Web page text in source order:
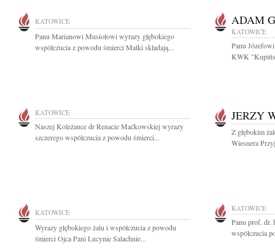
KATOWICE
Panu Marianowi Musiołowi wyrazy głębokiego
współczucia z powodu śmierci Matki składają...
ADAM
KATOWICE
Panu
KWK
KATOWICE
Naszej Koleżance dr Renacie Maćkowskiej wyrazy
szczerego współczucia z powodu śmierci...
JERZY
Z głębokim
Wiesnera
KATOWICE
Wyrazy głębokiego żalu i współczucia z powodu
śmierci Ojca Pani Lucynie Salachnie...
KATOWICE
Panu prof. dr.
współczucia